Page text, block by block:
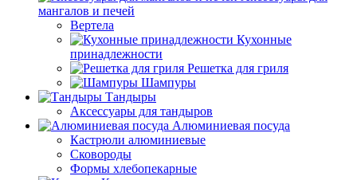
мангалов и печей
Вертела
Кухонные
принадлежности
Решетка для гриля
Шампуры
Тандыры
Аксессуары для тандыров
Алюминиевая посуда
Кастрюли алюминиевые
Сковороды
Формы хлебопекарные